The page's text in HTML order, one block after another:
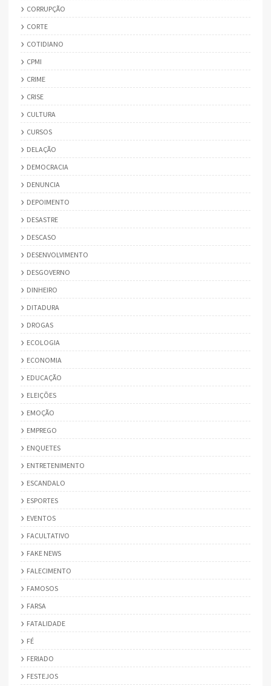
CORRUPÇÃO
CORTE
COTIDIANO
CPMI
CRIME
CRISE
CULTURA
CURSOS
DELAÇÃO
DEMOCRACIA
DENUNCIA
DEPOIMENTO
DESASTRE
DESCASO
DESENVOLVIMENTO
DESGOVERNO
DINHEIRO
DITADURA
DROGAS
ECOLOGIA
ECONOMIA
EDUCAÇÃO
ELEIÇÕES
EMOÇÃO
EMPREGO
ENQUETES
ENTRETENIMENTO
ESCANDALO
ESPORTES
EVENTOS
FACULTATIVO
FAKE NEWS
FALECIMENTO
FAMOSOS
FARSA
FATALIDADE
FÉ
FERIADO
FESTEJOS